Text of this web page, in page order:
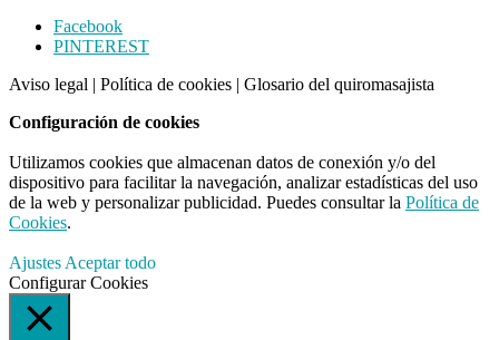
Footer
CTA
Facebook
PINTEREST
Aviso legal | Política de cookies | Glosario del quiromasajista
Configuración de cookies
Utilizamos cookies que almacenan datos de conexión y/o del
dispositivo para facilitar la navegación, analizar estadísticas del uso
de la web y personalizar publicidad. Puedes consultar la Política de
Cookies.
Ajustes Aceptar todo
Configurar Cookies